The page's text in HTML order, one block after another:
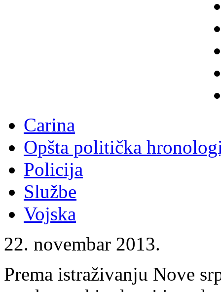
Carina
Opšta politička
Policija
Službe
Vojska
22. novembar 2013.
Prema istraživanju Nove